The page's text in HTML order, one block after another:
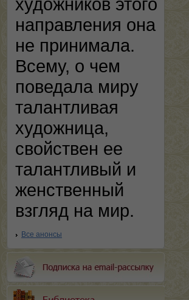
направления она
не принимала.
Всему, о чем
поведала миру
талантливая
художница,
свойствен ее
талантливый и
женственный
взгляд на мир.
Все анонсы